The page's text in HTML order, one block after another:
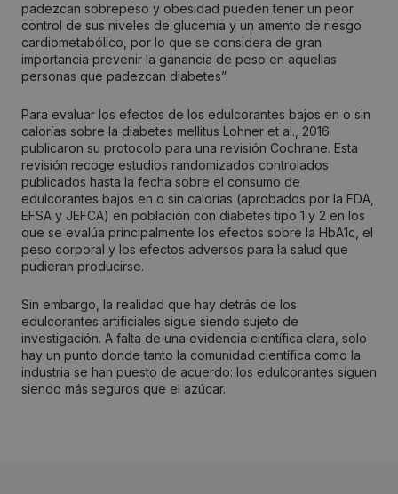
padezcan sobrepeso y obesidad pueden tener un peor
control de sus niveles de glucemia y un amento de riesgo
cardiometabólico, por lo que se considera de gran
importancia prevenir la ganancia de peso en aquellas
personas que padezcan diabetes”.
Para evaluar los efectos de los edulcorantes bajos en o sin
calorías sobre la diabetes mellitus Lohner et al., 2016
publicaron su protocolo para una revisión Cochrane. Esta
revisión recoge estudios randomizados controlados
publicados hasta la fecha sobre el consumo de
edulcorantes bajos en o sin calorías (aprobados por la FDA,
EFSA y JEFCA) en población con diabetes tipo 1 y 2 en los
que se evalúa principalmente los efectos sobre la HbA1c, el
peso corporal y los efectos adversos para la salud que
pudieran producirse.
Sin embargo, la realidad que hay detrás de los
edulcorantes artificiales sigue siendo sujeto de
investigación. A falta de una evidencia científica clara, solo
hay un punto donde tanto la comunidad científica como la
industria se han puesto de acuerdo: los edulcorantes siguen
siendo más seguros que el azúcar.